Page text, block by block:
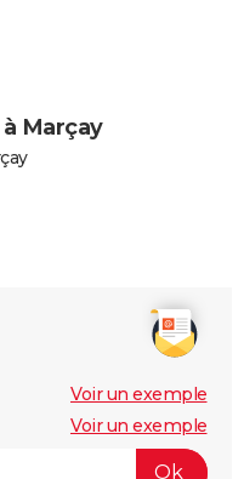
Marçay
Voir un exemple
Voir un exemple